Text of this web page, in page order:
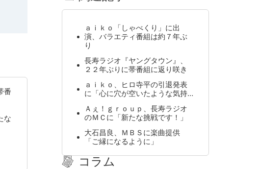
番
な
ａｉｋｏ「しゃべくり」に出
演、バラエティ番組は約７年ぶ
り
長寿ラジオ『ヤングタウン』、
２２年ぶりに帯番組に返り咲き
ａｉｋｏ、ヒロ寺平の引退発表
に「心に穴が空いたような気持…
Ａぇ！ｇｒｏｕｐ、長寿ラジオ
のＭＣに「新たな挑戦です！」
大石昌良、ＭＢＳに楽曲提供
「ご縁になるように」
コラム